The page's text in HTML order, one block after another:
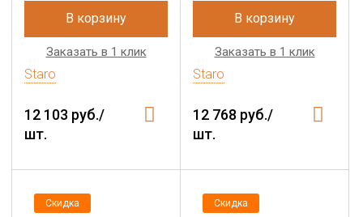
В корзину
Заказать в 1 клик
Staro
12 103 руб./
шт.
В корзину
Заказать в 1 клик
Staro
12 768 руб./
шт.
Скидка Скидка